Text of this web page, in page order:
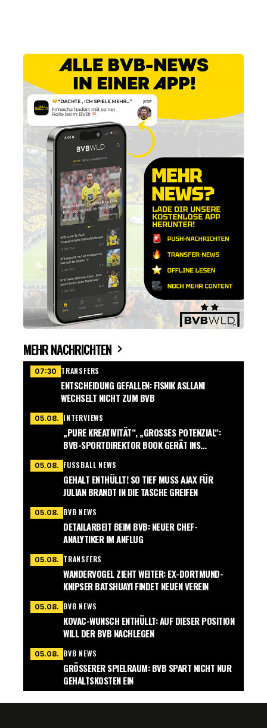
MEHR NACHRICHTEN
07:30 TRANSFERS
ENTSCHEIDUNG GEFALLEN: FISNIK ASLLANI
WECHSELT NICHT ZUM BVB
05.08. INTERVIEWS
„PURE KREATIVITÄT“, „GROSSES POTENZIAL“: B
VB-SPORTDIREKTOR BOOK GERÄT INS S
05.08. FUSSBALL NEWS
GEHALT ENTHÜLLT! SO TIEF MUSS AJAX FÜR
JULIAN BRANDT IN DIE TASCHE GREIFEN
05.08. BVB NEWS
DETAILARBEIT BEIM BVB: NEUER CHEF-
ANALYTIKER IM ANFLUG
05.08. TRANSFERS
WANDERVOGEL ZIEHT WEITER: EX-DORTMUND-
KNIPSER BATSHUAYI FINDET NEUEN VEREIN
05.08. BVB NEWS
KOVAC-WUNSCH ENTHÜLLT: AUF DIESER POSITION
WILL DER BVB NACHLEGEN
05.08. BVB NEWS
GRÖSSERER SPIELRAUM: BVB SPART NICHT NUR G
EHALTSKOSTEN EIN